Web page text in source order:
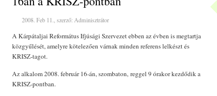
2008. Feb 11., szerző: Adminisztrátor
A Kárpátaljai Református Ifjúsági Szervezet ebben az évben is megtartja
közgyűlését, amelyre kötelezően várnak minden referens lelkészt és
KRISZ-tagot.
Az alkalom 2008. február 16-án, szombaton, reggel 9 órakor kezdődik a
KRISZ-pontban.